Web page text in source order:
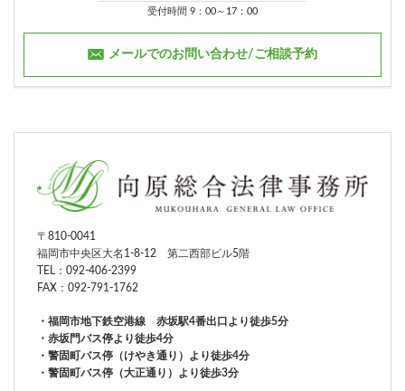
受付時間 9：00～17：00
メールでのお問い合わせ/ご相談予約
〒810-0041
福岡市中央区大名1-8-12 第二西部ビル5階
TEL： 092-406-2399
FAX：092-791-1762
・福岡市地下鉄空港線 赤坂駅4番出口より徒歩5分
・赤坂門バス停より徒歩4分
・警固町バス停（けやき通り）より徒歩4分
・警固町バス停（大正通り）より徒歩3分